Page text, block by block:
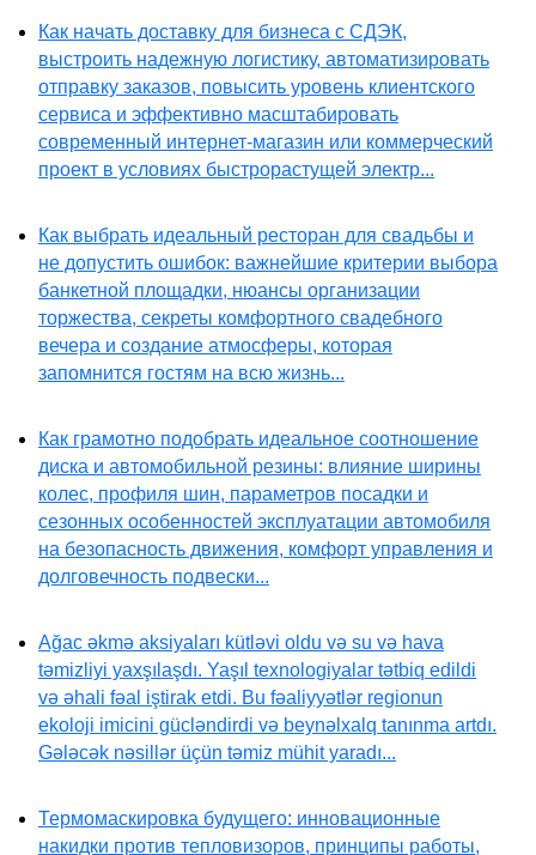
Как начать доставку для бизнеса с СДЭК,
выстроить надежную логистику, автоматизировать
отправку заказов, повысить уровень клиентского
сервиса и эффективно масштабировать
современный интернет-магазин или коммерческий
проект в условиях быстрорастущей электр...
Как выбрать идеальный ресторан для свадьбы и
не допустить ошибок: важнейшие критерии выбора
банкетной площадки, нюансы организации
торжества, секреты комфортного свадебного
вечера и создание атмосферы, которая
запомнится гостям на всю жизнь...
Как грамотно подобрать идеальное соотношение
диска и автомобильной резины: влияние ширины
колес, профиля шин, параметров посадки и
сезонных особенностей эксплуатации автомобиля
на безопасность движения, комфорт управления и
долговечность подвески...
Ağac əkmə aksiyaları kütləvi oldu və su və hava
təmizliyi yaxşılaşdı. Yaşıl texnologiyalar tətbiq edildi
və əhali fəal iştirak etdi. Bu fəaliyyətlər regionun
ekoloji imicini gücləndirdi və beynəlxalq tanınma artdı.
Gələcək nəsillər üçün təmiz mühit yaradı...
Термомаскировка будущего: инновационные
накидки против тепловизоров, принципы работы,